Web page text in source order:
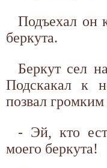
Подъехал он
беркута.
Беркут сел
Подскакал к
позвал
- Эй, кто
моего беркута!